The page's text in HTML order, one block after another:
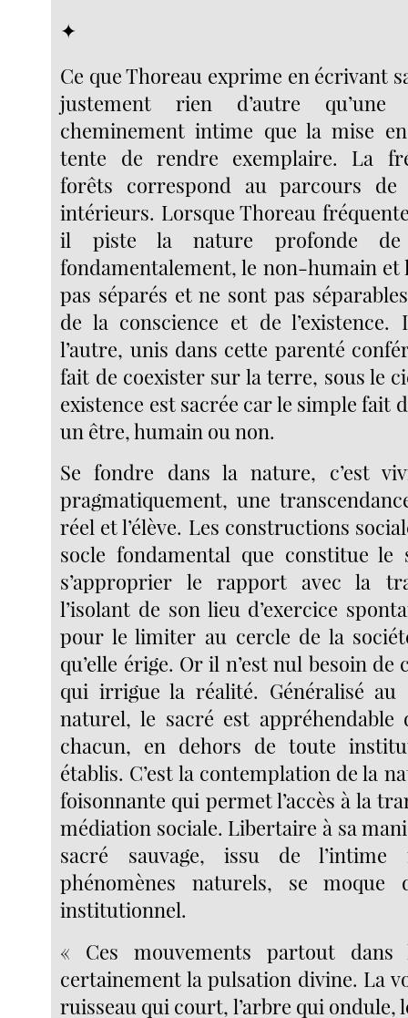
✦
Ce que Thoreau exprime en écrivant
justement rien d’autre qu’une
cheminement intime que la mise
tente de rendre exemplaire. La
forêts correspond au parcours de
intérieurs. Lorsque Thoreau
il piste la nature profonde de
fondamentalement, le non-humain et
pas séparés et ne sont pas
de la conscience et de l’existence.
l’autre, unis dans cette parenté
fait de coexister sur la terre, sous le
existence est sacrée car le simple fait
un être, humain ou non.
Se fondre dans la nature, c’est
pragmatiquement, une
réel et l’élève. Les constructions
socle fondamental que constitue le
s’approprier le rapport avec la
l’isolant de son lieu d’exercice
pour le limiter au cercle de la
qu’elle érige. Or il n’est nul besoin de
qui irrigue la réalité. Généralisé au
naturel, le sacré est appréhendable
chacun, en dehors de toute
établis. C’est la contemplation de la
foisonnante qui permet l’accès à la
médiation sociale. Libertaire à sa
sacré sauvage, issu de l’intime
phénomènes naturels, se moque
institutionnel.
« Ces mouvements partout
certainement la pulsation divine. La
ruisseau qui court, l’arbre qui ondule,